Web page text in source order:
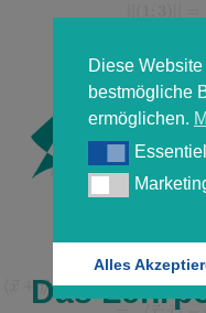
Diese
bestmögliche
ermöglichen.
EssentiellEssentiell
Marketing
Alles
Das